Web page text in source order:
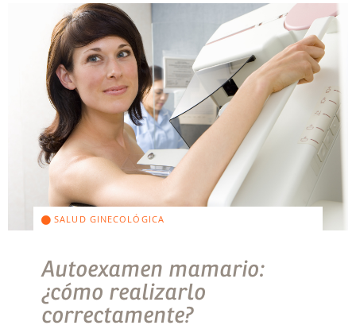
SALUD GINECOLÓGICA
Autoexamen mamario:
¿cómo realizarlo
correctamente?